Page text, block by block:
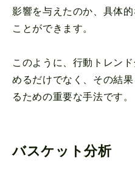
影響を与えたのか、具体
ことができます。
このように、行動トレン
めるだけでなく、その結
るための重要な手法です。
バスケット分析